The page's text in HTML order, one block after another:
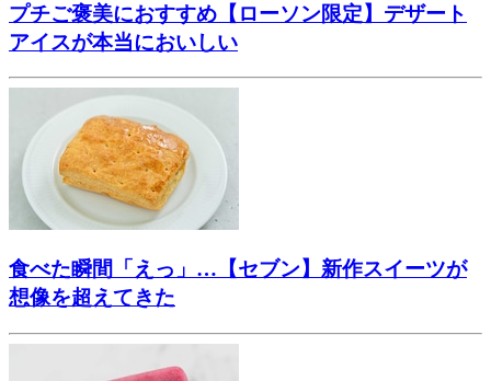
プチご褒美におすすめ【ローソン限定】デザート
アイスが本当においしい
食べた瞬間「えっ」…【セブン】新作スイーツが
想像を超えてきた